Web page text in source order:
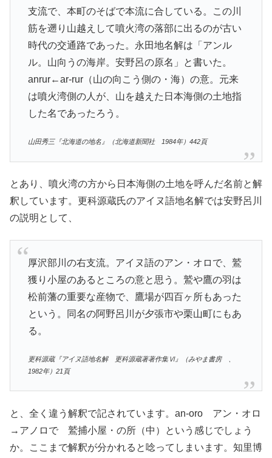
支流で、本町のそばで本流に合している。この川
筋を遡り山越えして噴火湾の落部に出るのが古い
時代の交通路であった。永田地名解は「アンル
ル。山向うの海岸。安野呂の原名」と書いた。
anrur←ar-rur（山の向こう側の・海）の意。元来
は噴火湾側の人が、山を越えた日本海側の土地指
した名であったろう。
山田秀三『北海道の地名』（北海道新聞社 1984年）442頁
とあり、噴火湾の方から日本海側の土地を呼んだ名前と解
釈しています。更科源蔵氏のアイヌ語地名解では安野呂川
の説明として、
厚沢部川の右支流。アイヌ語のアン・オロで、鷲
獲り小屋のあるところの意と思う。鷲や鷹の羽は
松前藩の重要な産物で、鷹場が四百ヶ所もあった
という。同名の阿野呂川が夕張市や栗山町にもあ
る。
更科源蔵『アイヌ語地名解 更科源蔵著著作集Ⅵ』（みやま書房 、
1982年）21頁
と、全く違う解釈で記されています。an-oro アン・オロ
→アノロで 鷲捕小屋・の所（中）という感じでしょう
か。ここまで解釈が分かれると唸ってしまいます。知里博